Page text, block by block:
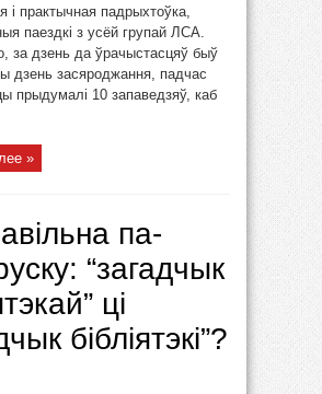
і практычная падрыхтоўка,
паездкі з усёй групай ЛСА.
за дзень да ўрачыстасцяў быў
дзень засяроджання, падчас
прыдумалі 10 запаведзяў, каб
»
па-
“загадчык
ці
бібліятэкі”?